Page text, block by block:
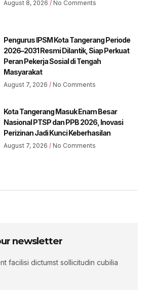
August 8, 2026 No Comments
Pengurus IPSM Kota Tangerang Periode
2026–2031 Resmi Dilantik, Siap Perkuat
Peran Pekerja Sosial di Tengah
Masyarakat
August 7, 2026 No Comments
Kota Tangerang Masuk Enam Besar
Nasional PTSP dan PPB 2026, Inovasi
Perizinan Jadi Kunci Keberhasilan
August 7, 2026 No Comments
newsletter
facilisi dictumst sollicitudin cubilia